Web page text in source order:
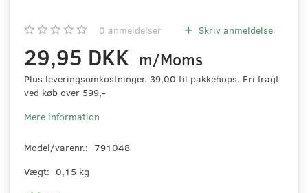
0 anmeldelser Skriv anmeldelse
29,95 DKK m/Moms
Plus leveringsomkostninger. 39,00 til pakkehops. Fri fragt
ved køb over 599,-
Mere information
Model/varenr.: 791048
Vægt: 0,15 kg